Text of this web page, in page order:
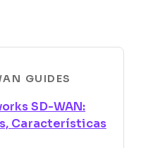
GUIDES
SD-WAN:
Características